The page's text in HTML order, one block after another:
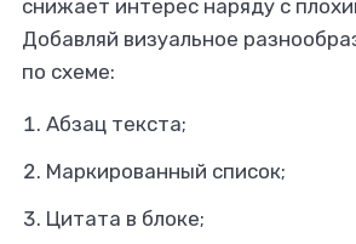
снижает интерес наряду с
Добавляй визуальное
по схеме:
Абзац текста;
Маркированный список;
Цитата в блоке;